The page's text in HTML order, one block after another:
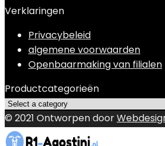
Verklaringen
Privacybeleid
algemene voorwaarden
Openbaarmaking van filialen
Productcategorieën
© 2021 Ontworpen door